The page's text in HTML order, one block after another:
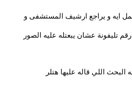
ايه و يراجع ارشيف المستشفى و
تليفونة عشان يبعتله عليه الصور
البحث اللي قاله عليها هتلر